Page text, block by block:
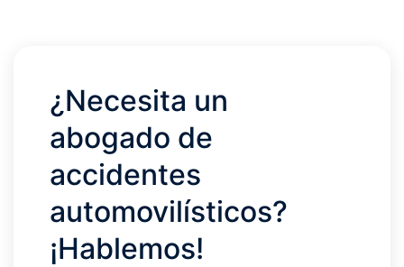
¿Necesita un
abogado de
accidentes
automovilísticos?
¡Hablemos!